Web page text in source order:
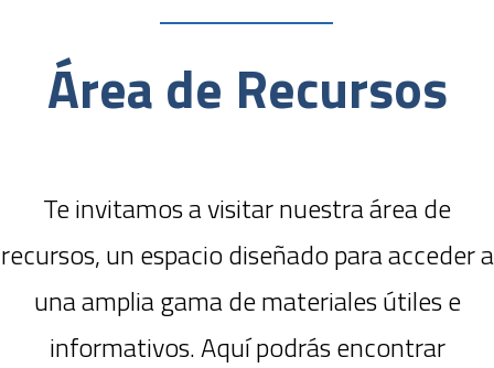
Área de Recursos
Te invitamos a visitar nuestra área de
recursos, un espacio diseñado para acceder a
una amplia gama de materiales útiles e
informativos. Aquí podrás encontrar